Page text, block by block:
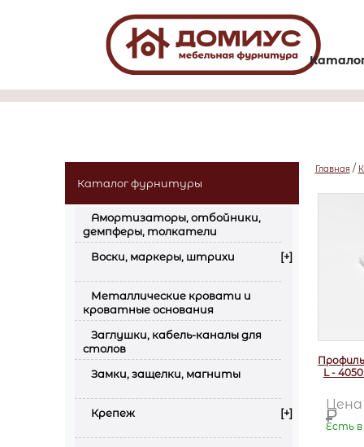
Каталог фурнитуры
Амортизаторы, отбойники,
демпферы, толкатели
Воски, маркеры, штрихи
[+]
Металлические кровати и
кроватные основания
Заглушки, кабель-каналы для
столов
Замки, защелки, магниты
Крепеж [+]
Главная /
L -
Р
Есть в